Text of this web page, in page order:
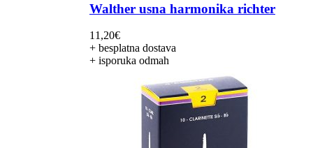
Walther usna harmonika richter
11,20€
+ besplatna dostava
+ isporuka odmah